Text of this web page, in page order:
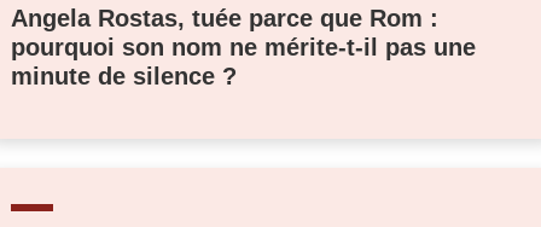
Angela Rostas, tuée parce que Rom :
pourquoi son nom ne mérite-t-il pas une
minute de silence ?